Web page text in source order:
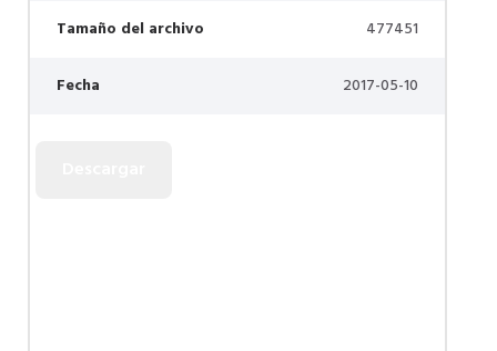
Tamaño del archivo 477451
Fecha 2017-05-10